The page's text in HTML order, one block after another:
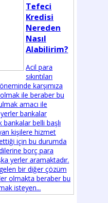
Tefeci
Kredisi
Nereden
Nasıl
Alabilirim?
Acil para
sıkıntıları
karşımıza
ile beraber bu
amacı ile
yerler bankalar
bankalar belli başlı
kişilere hizmet
için bu durumda
borç para
yerler aramaktadır.
bir diğer çözüm
olmakta beraber bu
isteyen...